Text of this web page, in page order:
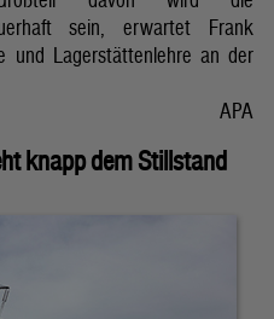
sein, erwartet Frank
und Lagerstättenlehre an der
APA
knapp dem Stillstand